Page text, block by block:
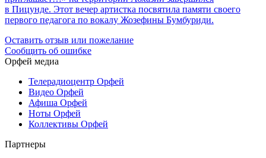
в Пицунде. Этот вечер артистка посвятила памяти своего
первого педагога по вокалу Жозефины Бумбуриди.
Оставить отзыв или пожелание
Сообщить об ошибке
Орфей медиа
Телерадиоцентр Орфей
Видео Орфей
Афиша Орфей
Ноты Орфей
Коллективы Орфей
Партнеры